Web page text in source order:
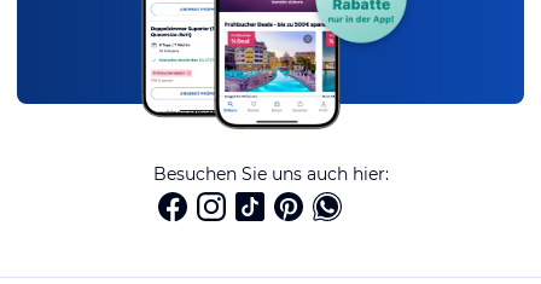
Besuchen Sie uns auch hier: